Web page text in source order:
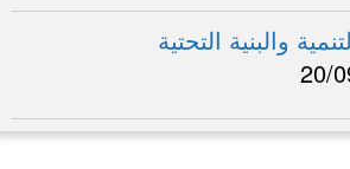
والبنية التحتية
20/